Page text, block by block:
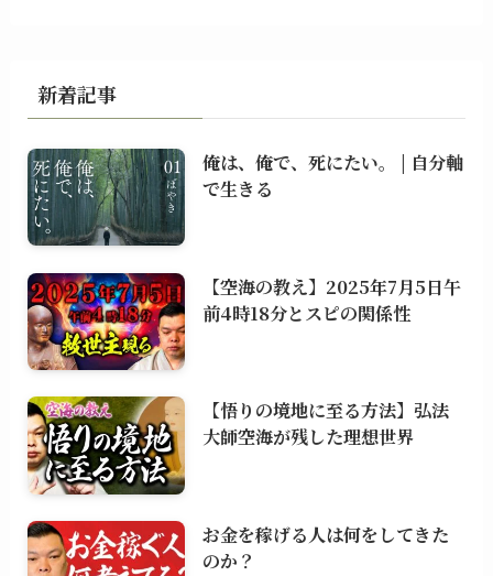
新着記事
俺は、俺で、死にたい。 | 自分軸
で生きる
【空海の教え】2025年7月5日午
前4時18分とスピの関係性
【悟りの境地に至る方法】弘法
大師空海が残した理想世界
お金を稼げる人は何をしてきた
のか？